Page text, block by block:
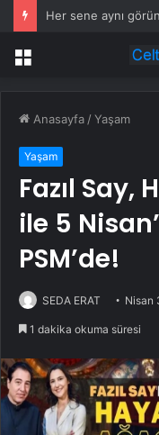
Menü
Anasayfa /Yaşam
Yaşam
Fazıl Say,
ile 5
PSM’de!
SEDA ERAT Nisan
1 dakika okuma süresi